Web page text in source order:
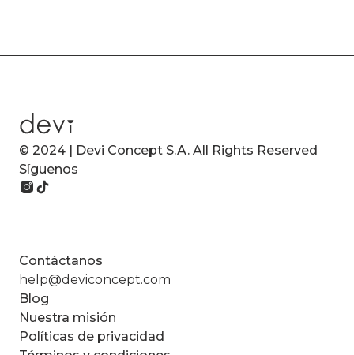
© 2024 | Devi Concept S.A. All Rights Reserved
Síguenos
Contáctanos
help@deviconcept.com
Blog
Nuestra misión
Políticas de privacidad